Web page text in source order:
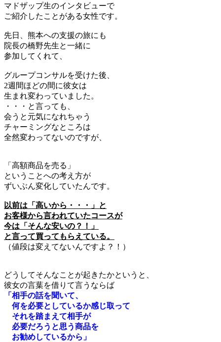
マドザップ生のインタビューで
ご紹介したことがある女性です。
先日、熊本への支援の旅にも
院長の橋野先生と一緒に
参加してくれて、
グループコンサルを受けた後、
2週間ほどの間に彼女は
生まれ変わっていました。
・・・と言っても、
会うと元気になれちゃう
チャーミングなところは
全然変わってないのですが、
「高額商品を売る」
ということへの考え方が
ずいぶん変化していたんです。
以前は「高いから・・・」と
お客様から言われていたコースが
今は「そんな安いの？！」
と言って買ってもらえている。
（値段は変えてないんですよ？！）
どうしてそんなことが起きたかというと、
彼女の言葉を借りて言うならば
「相手の話を聞いて、
何を必要としているか感じ取って
それを踏まえて相手が
必要だろうと思う商品を
お勧めしているから」